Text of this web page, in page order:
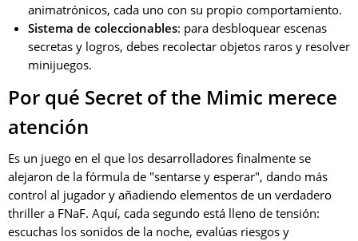
animatrónicos, cada uno con su propio comportamiento.
Sistema de coleccionables: para desbloquear escenas
secretas y logros, debes recolectar objetos raros y resolver
minijuegos.
Por qué Secret of the Mimic merece
atención
Es un juego en el que los desarrolladores finalmente se
alejaron de la fórmula de "sentarse y esperar", dando más
control al jugador y añadiendo elementos de un verdadero
thriller a FNaF. Aquí, cada segundo está lleno de tensión:
escuchas los sonidos de la noche, evalúas riesgos y